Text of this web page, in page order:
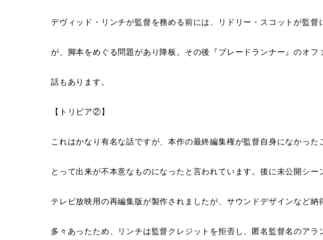
デヴィッド・リンチが監督を務める前には、リドリー・スコットが監督
が、脚本をめぐる問題があり降板。その後『ブレードランナー』のオフ
話もあります。
【トリビア②】
これはかなり有名な話ですが、本作の最終編集権が監督自身になかった
とって出来が不本意なものになったと言われています。後に未公開シー
テレビ放映用の再編集版が製作されましたが、サウンドデザインなど納
多々あったため、リンチは監督クレジットを拒否し、匿名監督名のアラ